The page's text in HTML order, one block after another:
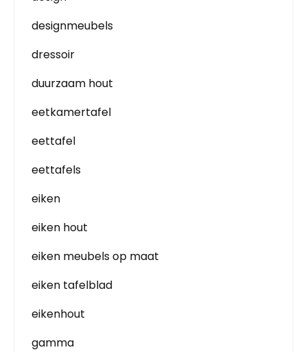
designmeubels
dressoir
duurzaam hout
eetkamertafel
eettafel
eettafels
eiken
eiken hout
eiken meubels op maat
eiken tafelblad
eikenhout
gamma